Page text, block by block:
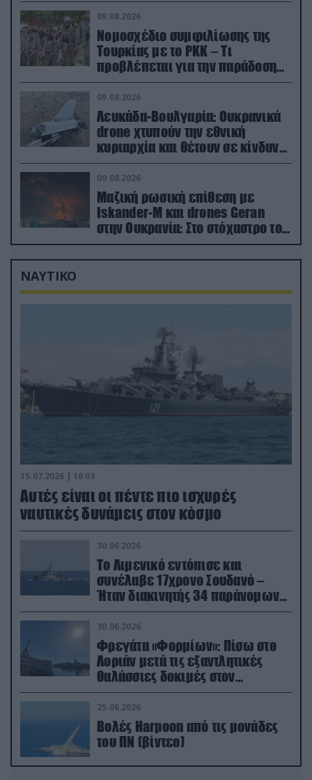
09.08.2026
Νομοσχέδιο συμφιλίωσης της
Τουρκίας με το ΡΚΚ – Τι
προβλέπεται για την παράδοση
των όπλων
09.08.2026
Λευκάδα-Βουλγαρία: Ουκρανικά
drone χτυπούν την εθνική
κυριαρχία και θέτουν σε κίνδυνο
οικονομίες χωρών του ΝΑΤΟ
09.08.2026
Μαζική ρωσική επίθεση με
Iskander-M και drones Geran
στην Ουκρανία: Στο στόχαστρο το
εργοστάσιο των Flamingo
ΝΑΥΤΙΚΟ
15.07.2026 | 16:03
Aυτές είναι οι πέντε πιο ισχυρές
ναυτικές δυνάμεις στον κόσμο
30.06.2026
Το Λιμενικό εντόπισε και
συνέλαβε 17χρονο Σουδανό –
Ήταν διακινητής 34 παράνομων
μεταναστών
30.06.2026
Φρεγάτα «Φορμίων»: Πίσω στο
Λοριάν μετά τις εξαντλητικές
θαλάσσιες δοκιμές στον
απαιτητικό Βισκαϊκό
25.06.2026
Βολές Harpoon από τις μονάδες
του ΠΝ (βίντεο)